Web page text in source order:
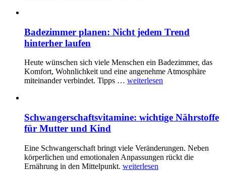
Badezimmer planen: Nicht jedem Trend
hinterher laufen
Heute wünschen sich viele Menschen ein Badezimmer, das
Komfort, Wohnlichkeit und eine angenehme Atmosphäre
miteinander verbindet. Tipps … weiterlesen
Schwangerschaftsvitamine: wichtige Nährstoffe
für Mutter und Kind
Eine Schwangerschaft bringt viele Veränderungen. Neben
körperlichen und emotionalen Anpassungen rückt die
Ernährung in den Mittelpunkt. weiterlesen